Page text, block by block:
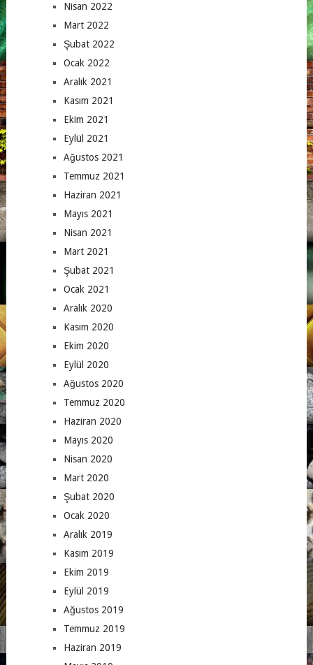
Nisan 2022
Mart 2022
Şubat 2022
Ocak 2022
Aralık 2021
Kasım 2021
Ekim 2021
Eylül 2021
Ağustos 2021
Temmuz 2021
Haziran 2021
Mayıs 2021
Nisan 2021
Mart 2021
Şubat 2021
Ocak 2021
Aralık 2020
Kasım 2020
Ekim 2020
Eylül 2020
Ağustos 2020
Temmuz 2020
Haziran 2020
Mayıs 2020
Nisan 2020
Mart 2020
Şubat 2020
Ocak 2020
Aralık 2019
Kasım 2019
Ekim 2019
Eylül 2019
Ağustos 2019
Temmuz 2019
Haziran 2019